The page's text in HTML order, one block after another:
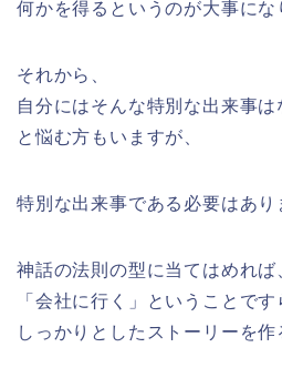
何かを得るというのが大事にな
それから、
自分にはそんな特別な出来事は
と悩む方もいますが、
特別な出来事である必要はあり
神話の法則の型に当てはめれば
「会社に行く」ということです
しっかりとしたストーリーを作